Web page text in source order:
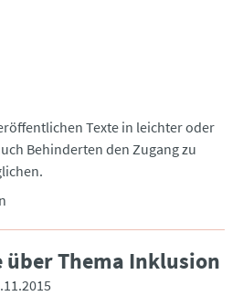
Texte in leichter oder
Behinderten den Zugang zu
über Thema Inklusion